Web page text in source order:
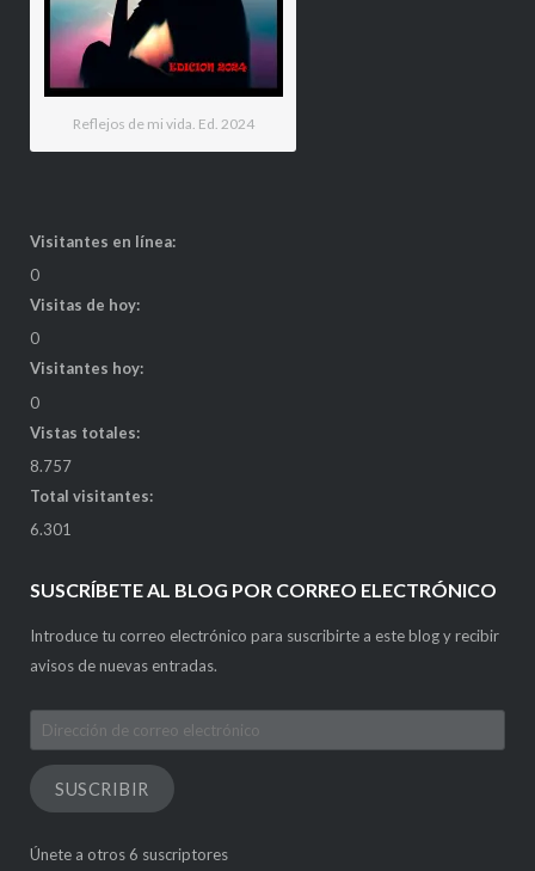
Reflejos de mi vida. Ed. 2024
Visitantes en línea:
0
Visitas de hoy:
0
Visitantes hoy:
0
Vistas totales:
8.757
Total visitantes:
6.301
SUSCRÍBETE AL BLOG POR CORREO ELECTRÓNICO
Introduce tu correo electrónico para suscribirte a este blog y recibir
avisos de nuevas entradas.
Dirección
de
correo
electrónico
SUSCRIBIR
Únete a otros 6 suscriptores